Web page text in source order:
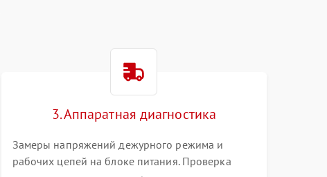
3. Аппаратная диагностика
Замеры напряжений дежурного режима и
рабочих цепей на блоке питания. Проверка